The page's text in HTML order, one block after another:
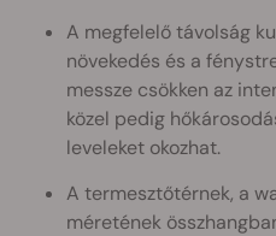
A megfelelő távolság
növekedés és a
messze csökken az
közel pedig
leveleket okozhat.
A termesztőtérnek, a
méretének